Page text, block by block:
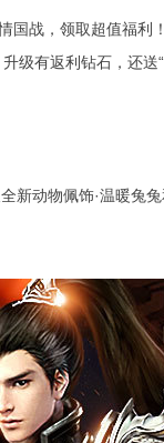
国战，领取超值福利
级有返利钻石，还送
新动物佩饰·温暖兔